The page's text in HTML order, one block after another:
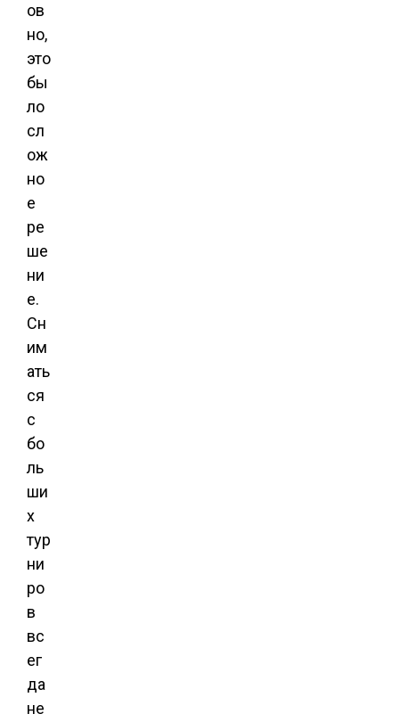
ов
но,
это
бы
ло
сл
ож
но
е
ре
ше
ни
е.
Сн
им
ать
ся
с
бо
ль
ши
х
тур
ни
ро
в
вс
ег
да
не